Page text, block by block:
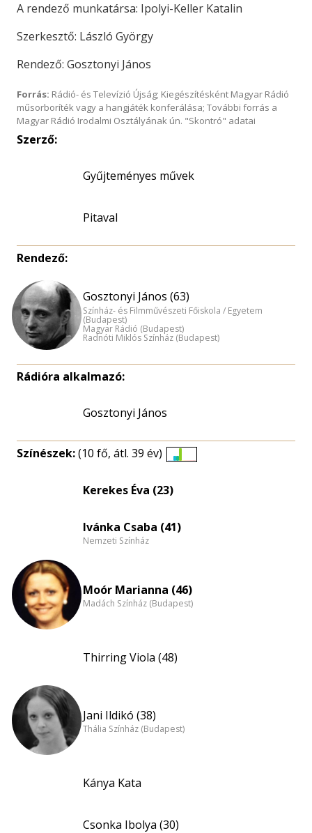
A rendező munkatársa: Ipolyi-Keller Katalin
Szerkesztő: László György
Rendező: Gosztonyi János
Forrás: Rádió- és Televízió Újság; Kiegészítésként Magyar Rádió
műsorboríték vagy a hangjáték konferálása; További forrás a
Magyar Rádió Irodalmi Osztályának ún. "Skontró" adatai
Szerző:
Gyűjteményes művek
Pitaval
Rendező:
Gosztonyi János (63)
Színház- és Filmművészeti Főiskola / Egyetem
(Budapest)
Magyar Rádió (Budapest)
Radnóti Miklós Színház (Budapest)
Rádióra alkalmazó:
Gosztonyi János
Színészek:(10 fő, átl. 39 év)
Kerekes Éva (23)
Ivánka Csaba (41)
Nemzeti Színház
Moór Marianna (46)
Madách Színház (Budapest)
Thirring Viola (48)
Jani Ildikó (38)
Thália Színház (Budapest)
Kánya Kata
Csonka Ibolya (30)